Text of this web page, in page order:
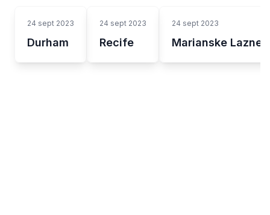
24 sept 2023
Durham
24 sept 2023
Recife
24 sept 2023
Marianske Lazne